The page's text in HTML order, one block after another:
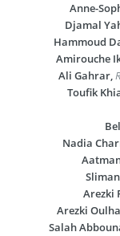
Anne-
Djamal
Hammoud
Amirouche
Ali Gahrar,
Toufik
Nadia
Arezki
Arezki
Salah